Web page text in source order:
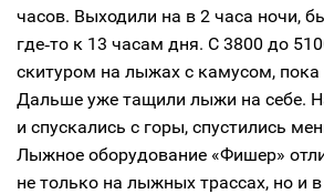
часов. Выходили на в 2 часа ночи,
где‑то к 13 часам дня. С 3800 до
скитуром на лыжах с камусом, пока
Дальше уже тащили лыжи на себе.
и спускались с горы, спустились
Лыжное оборудование «Фишер»
не только на лыжных трассах, но и в